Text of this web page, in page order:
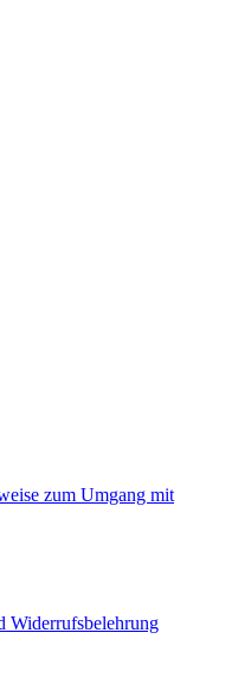
zum Umgang mit
Widerrufsbelehrung